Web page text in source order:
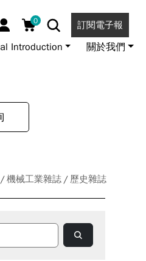
0 訂閱電子報
Introduction 關於我們
機械工業雜誌 歷史雜誌